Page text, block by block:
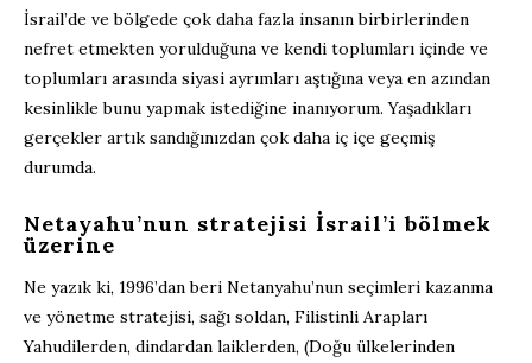
İsrail’de ve bölgede çok daha fazla insanın birbirlerinden
nefret etmekten yorulduğuna ve kendi toplumları içinde ve
toplumları arasında siyasi ayrımları aştığına veya en azından
kesinlikle bunu yapmak istediğine inanıyorum. Yaşadıkları
gerçekler artık sandığınızdan çok daha iç içe geçmiş
durumda.
Netayahu’nun stratejisi İsrail’i bölmek
üzerine
Ne yazık ki, 1996’dan beri Netanyahu’nun seçimleri kazanma
ve yönetme stratejisi, sağı soldan, Filistinli Arapları
Yahudilerden, dindardan laiklerden, (Doğu ülkelerinden